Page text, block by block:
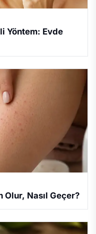
Yöntem: Evde
Olur, Nasıl Geçer?